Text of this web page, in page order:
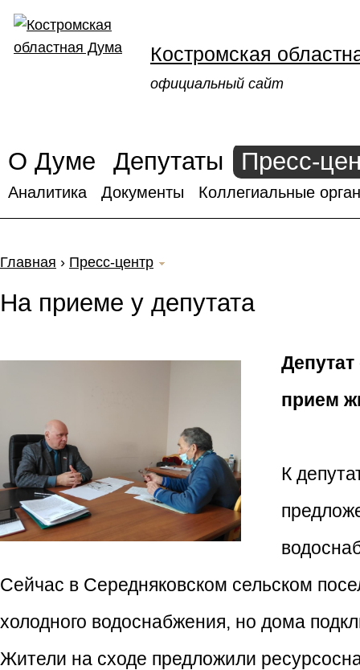
Костромская
официальный сайт
О Думе Депутаты Пресс-
Аналитика Документы Коллегиальные
Главная › Пресс-центр
На приеме у депутата
прием
К
Сейчас в Середняковском сельском
холодного водоснабжения, но дома
Жители на сходе предложили